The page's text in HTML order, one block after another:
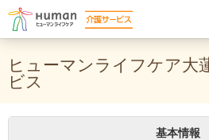
ヒューマンライフケア大
ビス
基本情報